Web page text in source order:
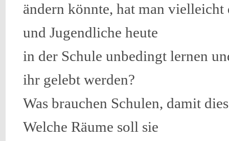
ändern könnte, hat man
und Jugendliche heute
in der Schule unbedingt lernen
ihr gelebt werden?
Was brauchen Schulen, damit
Welche Räume soll sie